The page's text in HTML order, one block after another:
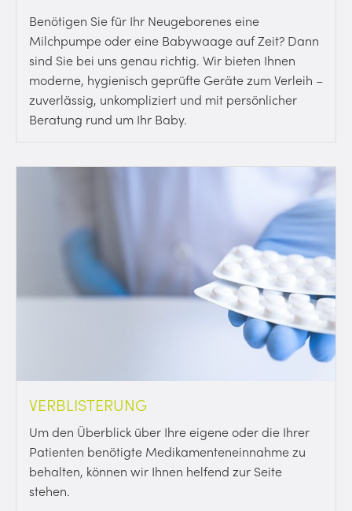
Benötigen Sie für Ihr Neugeborenes eine
Milchpumpe oder eine Babywaage auf Zeit? Dann
sind Sie bei uns genau richtig. Wir bieten Ihnen
moderne, hygienisch geprüfte Geräte zum Verleih –
zuverlässig, unkompliziert und mit persönlicher
Beratung rund um Ihr Baby.
VERBLISTERUNG
Um den Überblick über Ihre eigene oder die Ihrer
Patienten benötigte Medikamenteneinnahme zu
behalten, können wir Ihnen helfend zur Seite
stehen.